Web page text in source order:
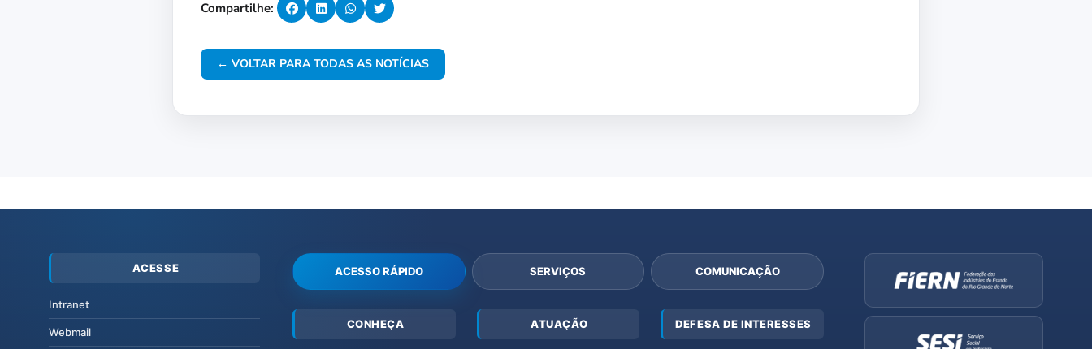
Compartilhe:
← VOLTAR PARA TODAS AS NOTÍCIAS
ACESSE
Intranet
Webmail
ACESSO RÁPIDO SERVIÇOS COMUNICAÇÃO
CONHEÇA ATUAÇÃO DEFESA DE INTERESSES